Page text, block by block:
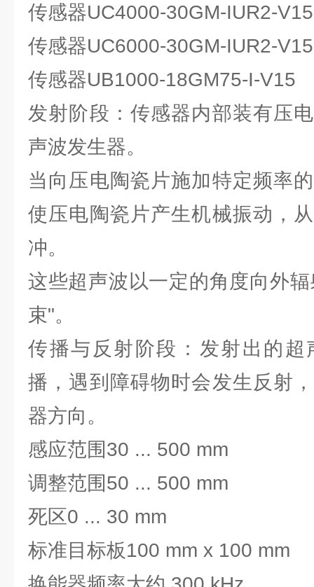
传感器UC4000-30GM-IUR2-V15
传感器UC6000-30GM-IUR2-V15
传感器UB1000-18GM75-I-V15
发射阶段：传感器内部装有压
声波发生器。
当向压电陶瓷片施加特定频率
使压电陶瓷片产生机械振动，
冲。
这些超声波以一定的角度向外
束"。
传播与反射阶段：发射出的超
播，遇到障碍物时会发生反射
器方向。
感应范围30 ... 500 mm
调整范围50 ... 500 mm
死区0 ... 30 mm
标准目标板100 mm x 100 mm